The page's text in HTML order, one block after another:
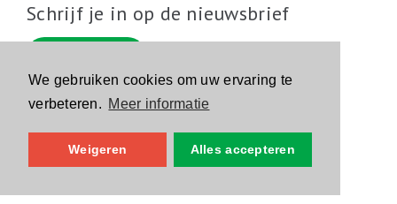
We gebruiken cookies om uw ervaring te
verbeteren. Meer informatie
Weigeren Alles accepteren
Schrijf je in op de nieuwsbrief
Volg ons op sociale media